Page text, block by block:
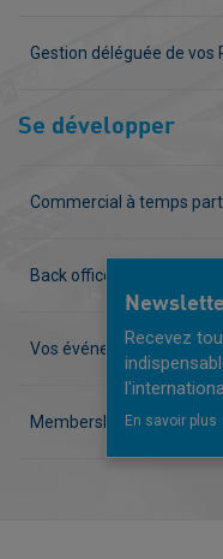
Gestion déléguée de vos
Se développer
Commercial à temps
Back office
Vos événements clés en
Membership
Recevez
En savoir plus